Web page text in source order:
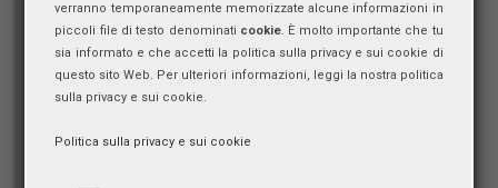
verranno temporaneamente memorizzate alcune informazioni in
piccoli file di testo denominati cookie. È molto importante che tu
sia informato e che accetti la politica sulla privacy e sui cookie di
questo sito Web. Per ulteriori informazioni, leggi la nostra politica
sulla privacy e sui cookie.
Politica sulla privacy e sui cookie